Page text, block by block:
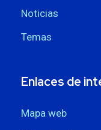
Noticias
Temas
Enlaces de
Mapa web